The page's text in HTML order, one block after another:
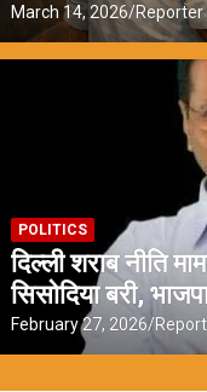
March 14, 2026 Reporter
POLITICS
दिल्ली शराब नीति
सिसोदिया बरी,
February 27, 2026